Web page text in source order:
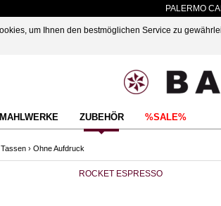
um Ihnen den bestmöglichen Service zu
PALERMO
MAHLWERKE ZUBEHÖR %SALE%
Tassen › Ohne Aufdruck
ROCKET ESPRESSO